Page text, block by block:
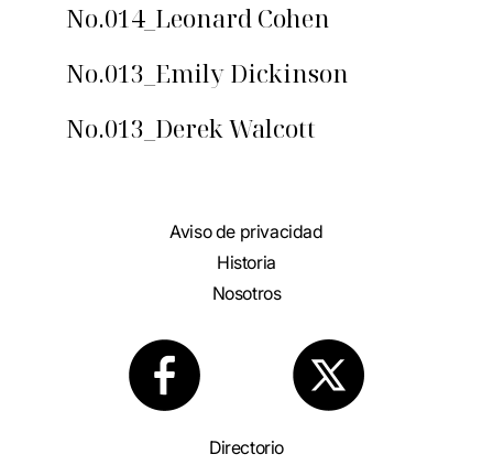
No.014_Leonard Cohen
No.013_Emily Dickinson
No.013_Derek Walcott
Aviso de privacidad
Historia
Nosotros
Directorio